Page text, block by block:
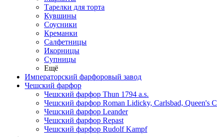
Тарелки для торта
Кувшины
Соусники
Креманки
Салфетницы
Икорницы
Супницы
Ещё
Императорский фарфоровый завод
Чешский фарфор
Чешский фарфор Thun 1794 a.s.
Чешский фарфор Roman Lidicky, Carlsbad, Queen's
Чешский фарфор Leander
Чешский фарфор Repast
Чешский фарфор Rudolf Kampf